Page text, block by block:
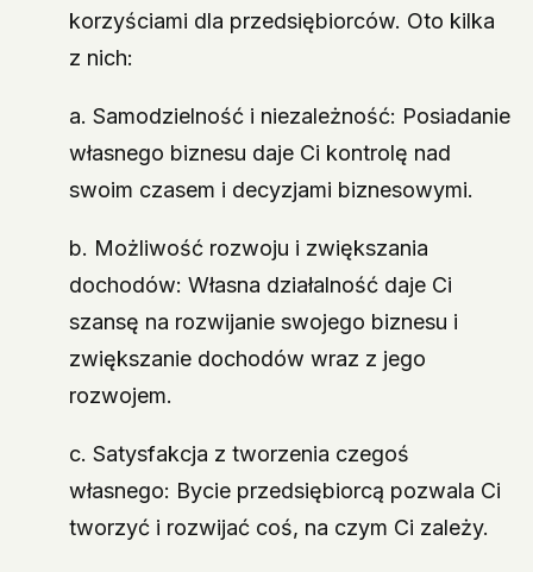
korzyściami dla przedsiębiorców. Oto kilka
z nich:
a. Samodzielność i niezależność: Posiadanie
własnego biznesu daje Ci kontrolę nad
swoim czasem i decyzjami biznesowymi.
b. Możliwość rozwoju i zwiększania
dochodów: Własna działalność daje Ci
szansę na rozwijanie swojego biznesu i
zwiększanie dochodów wraz z jego
rozwojem.
c. Satysfakcja z tworzenia czegoś
własnego: Bycie przedsiębiorcą pozwala Ci
tworzyć i rozwijać coś, na czym Ci zależy.